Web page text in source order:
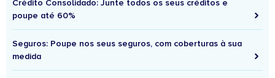
Crédito Consolidado: Junte todos os seus créditos e
poupe até 60%
Seguros: Poupe nos seus seguros, com coberturas à sua
medida